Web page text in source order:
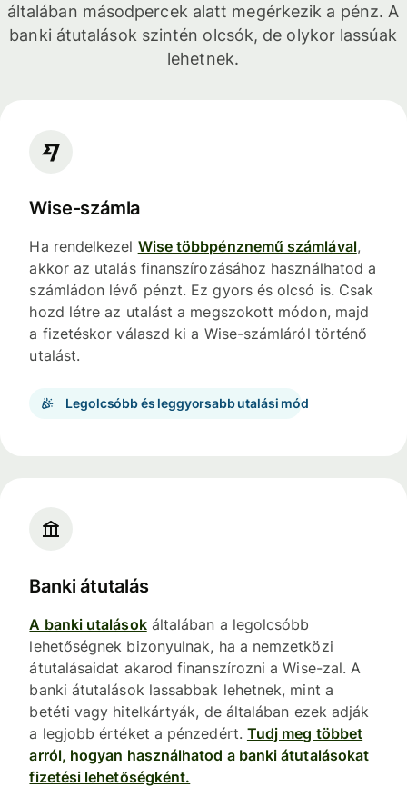
általában másodpercek alatt megérkezik a pénz. A
banki átutalások szintén olcsók, de olykor lassúak
lehetnek.
Wise-számla
Ha rendelkezel Wise többpénznemű számlával,
akkor az utalás finanszírozásához használhatod a
számládon lévő pénzt. Ez gyors és olcsó is. Csak
hozd létre az utalást a megszokott módon, majd
a fizetéskor válaszd ki a Wise-számláról történő
utalást.
Legolcsóbb és leggyorsabb utalási mód
Banki átutalás
A banki utalásokáltalában a legolcsóbb
lehetőségnek bizonyulnak, ha a nemzetközi
átutalásaidat akarod finanszírozni a Wise-zal. A
banki átutalások lassabbak lehetnek, mint a
betéti vagy hitelkártyák, de általában ezek adják
a legjobb értéket a pénzedért. Tudj meg többet
arról, hogyan használhatod a banki átutalásokat
fizetési lehetőségként.